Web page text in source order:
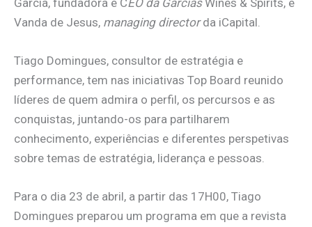
Garcia, fundadora e CEO da GarciasWines & Spirits, e
Vanda de Jesus, managing director da iCapital.
Tiago Domingues, consultor de estratégia e
performance, tem nas iniciativas Top Board reunido
líderes de quem admira o perfil, os percursos e as
conquistas, juntando-os para partilharem
conhecimento, experiências e diferentes perspetivas
sobre temas de estratégia, liderança e pessoas.
Para o dia 23 de abril, a partir das 17H00, Tiago
Domingues preparou um programa em que a revista